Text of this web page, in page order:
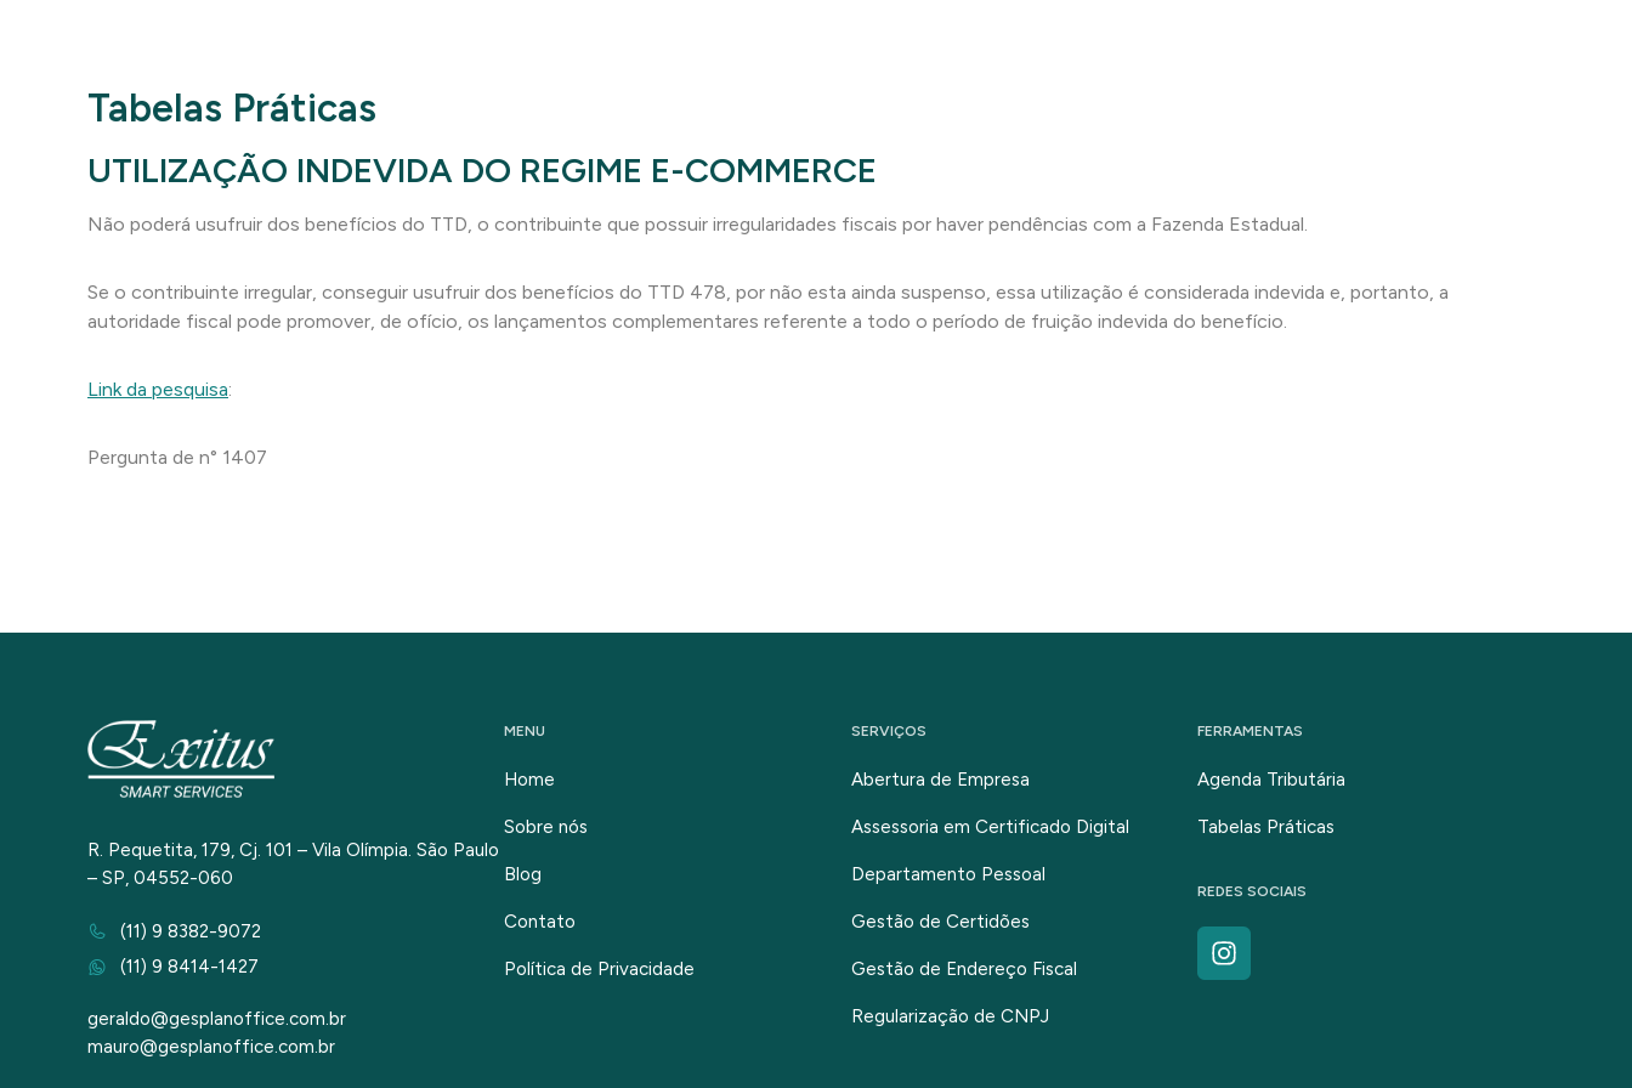
Tabelas Práticas
UTILIZAÇÃO INDEVIDA DO REGIME E-COMMERCE
Não poderá usufruir dos benefícios do TTD, o contribuinte que possuir irregularidades fiscais por haver pendências com a Fazenda Estadual.
Se o contribuinte irregular, conseguir usufruir dos benefícios do TTD 478, por não esta ainda suspenso, essa utilização é considerada indevida e, portanto, a
autoridade fiscal pode promover, de ofício, os lançamentos complementares referente a todo o período de fruição indevida do benefício.
Link da pesquisa:
Pergunta de n° 1407
R. Pequetita, 179, Cj. 101 – Vila Olímpia. São Paulo
– SP, 04552-060
(11) 9 8382-9072
(11) 9 8414-1427
geraldo@gesplanoffice.com.br
mauro@gesplanoffice.com.br
MENU
Home
Sobre nós
Blog
Contato
Política de Privacidade
SERVIÇOS
Abertura de Empresa
Assessoria em Certificado Digital
Departamento Pessoal
Gestão de Certidões
Gestão de Endereço Fiscal
Regularização de CNPJ
FERRAMENTAS
Agenda Tributária
Tabelas Práticas
REDES SOCIAIS